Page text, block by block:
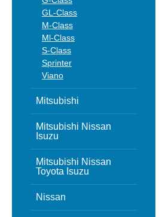
GL-Class
M-Class
Ml-Class
S-Class
Sprinter
Viano
Mitsubishi
Mitsubishi Nissan
Isuzu
Mitsubishi Nissan
Toyota Isuzu
Nissan